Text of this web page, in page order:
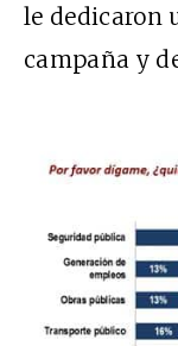
le dedicaron
campaña y